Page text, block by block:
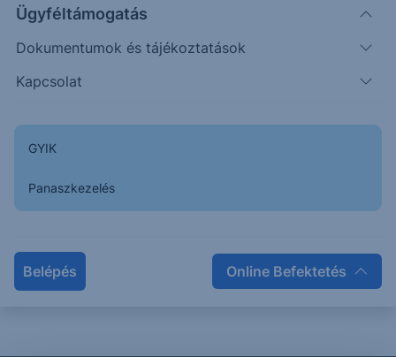
Ügyféltámogatás
Dokumentumok és tájékoztatások
Kapcsolat
GYIK
Panaszkezelés
Belépés Online Befektetés
Nyilvános ajánlattétel
Tájékoztatás forgalombahozatal
eredményéről
109.5% ERSTE USD 24-26 Kamathalmozó Kötvény -